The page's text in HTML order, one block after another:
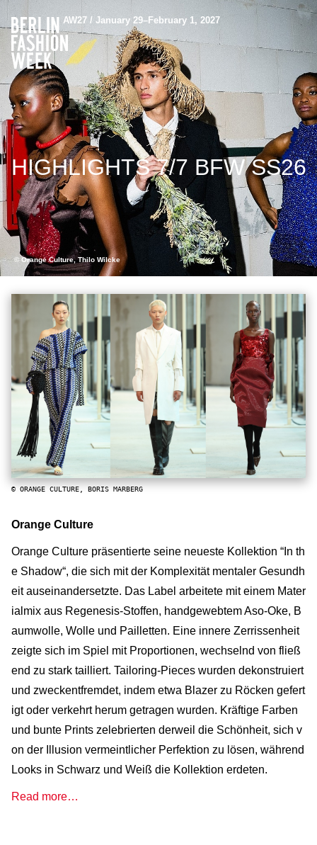
AW27 / January 29–February 1, 2027
HIGHLIGHTS 7/7 BFW SS26
© Orange Culture, Thilo Wilcke
© ORANGE CULTURE, BORIS MARBERG
Orange Culture
Orange Culture präsentierte seine neueste Kollektion “In th
e Shadow“, die sich mit der Komplexität mentaler Gesundh
eit auseinandersetzte. Das Label arbeitete mit einem Mater
ialmix aus Regenesis-Stoffen, handgewebtem Aso-Oke, B
aumwolle, Wolle und Pailletten. Eine innere Zerrissenheit
zeigte sich im Spiel mit Proportionen, wechselnd von fließ
end zu stark tailliert. Tailoring-Pieces wurden dekonstruiert
und zweckentfremdet, indem etwa Blazer zu Röcken gefert
igt oder verkehrt herum getragen wurden. Kräftige Farben
und bunte Prints zelebrierten derweil die Schönheit, sich v
on der Illusion vermeintlicher Perfektion zu lösen, während
Looks in Schwarz und Weiß die Kollektion erdeten.
Read more…